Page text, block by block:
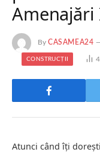
Amenajări
By CASAMEA24
CONSTRUCȚII
Atunci când îți